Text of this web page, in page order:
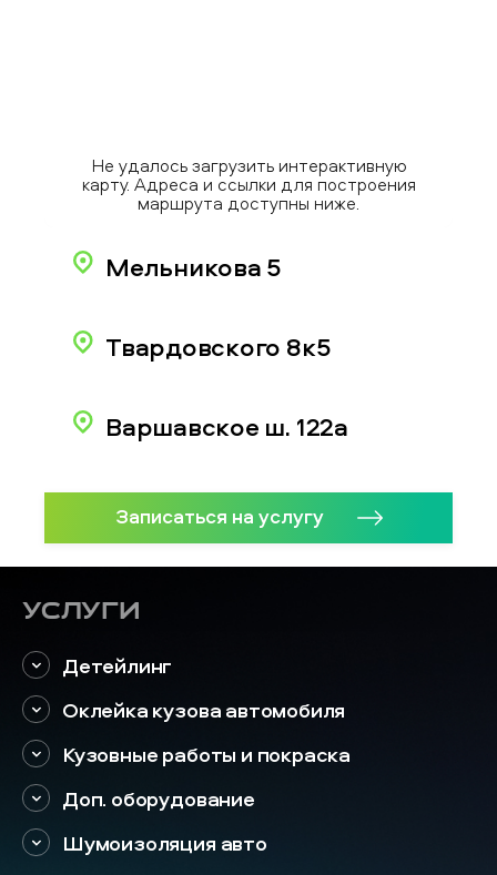
Не удалось загрузить интерактивную
карту. Адреса и ссылки для построения
маршрута доступны ниже.
Мельникова 5
Твардовского 8к5
Варшавское ш. 122а
Записаться на услугу
Услуги
Детейлинг
Оклейка кузова автомобиля
Кузовные работы и покраска
Доп. оборудование
Шумоизоляция авто